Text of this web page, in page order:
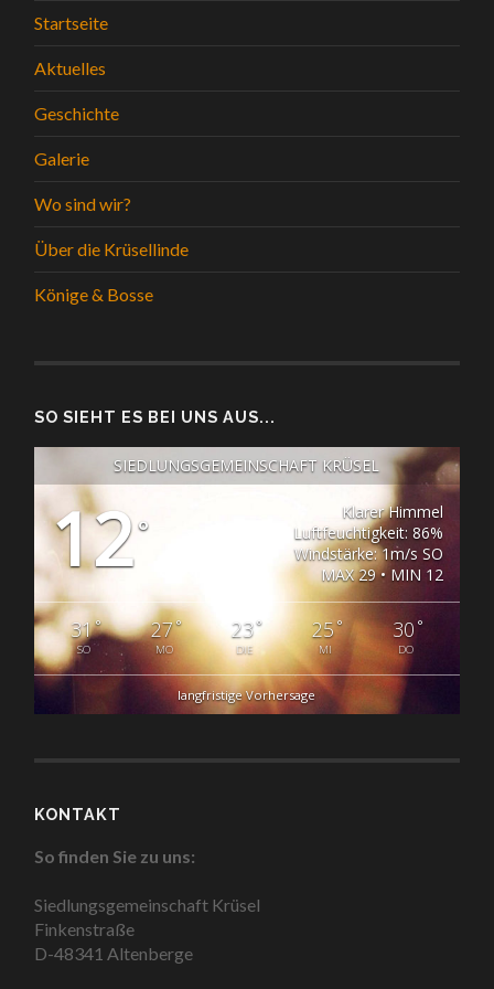
Startseite
Aktuelles
Geschichte
Galerie
Wo sind wir?
Über die Krüsellinde
Könige & Bosse
SO SIEHT ES BEI UNS AUS...
SIEDLUNGSGEMEINSCHAFT KRÜSEL
12°
Klarer Himmel
Luftfeuchtigkeit: 86%
Windstärke: 1m/s SO
MAX 29 • MIN 12
31°
SO
27°
MO
23°
DIE
25°
MI
30 °
DO
langfristige Vorhersage
KONTAKT
So finden Sie zu uns:
Siedlungsgemeinschaft Krüsel
Finkenstraße
D-48341 Altenberge